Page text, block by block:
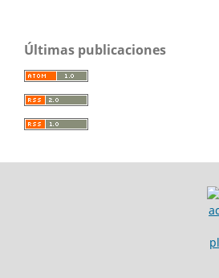
Últimas publicaciones